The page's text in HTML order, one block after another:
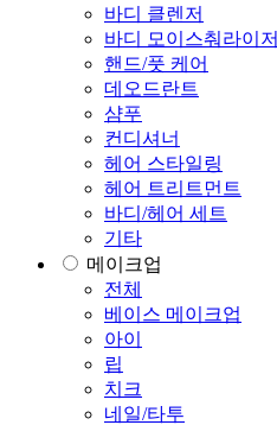
바디 클렌저
바디 모이스춰라이저
핸드/풋 케어
데오드란트
샴푸
컨디셔너
헤어 스타일링
헤어 트리트먼트
바디/헤어 세트
기타
메이크업
전체
베이스 메이크업
아이
립
치크
네일/타투